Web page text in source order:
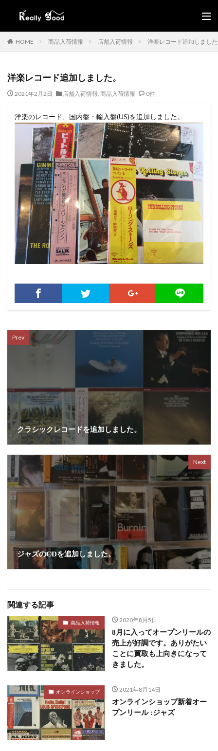
HOME 商品入荷情報 店舗入荷情報 洋楽レコード追加しまし
洋楽レコード追加しました。
2021年2月2日 店舗入荷情報, 商品入荷情報 0件
洋楽のレコード、国内盤・輸入盤(US)を追加しました。
Prev
クラシックレコードを追加しました。
Next
ジャズのCDを追加しました。
関連する記事
商品入荷情報 2020年8月5日
8月に入ってオープンリールの
売上が好調です。ありがたい
ことに買取も上向きになって
きました。
オンラインショップ 2021年8月14日
オンラインショップ新着オー
プンリール :ジャズ